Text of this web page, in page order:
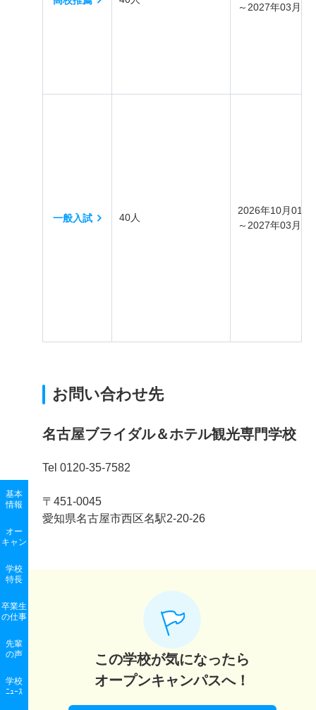
基本
情報
オー
キャン
学校
特長
卒業生
の仕事
先輩
の声
学校
ﾆｭｰｽ
～2027年03月31
一般入試 40人
2026年10月01日
～2027年03月31
お問い合わせ先
名古屋ブライダル＆ホテル観光専門学校
Tel 0120-35-7582
〒451-0045
愛知県名古屋市西区名駅2-20-26
この学校が気になったら
オープンキャンパスへ！